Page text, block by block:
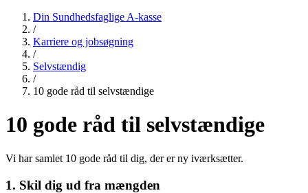
Din Sundhedsfaglige A-kasse
/
Karriere og jobsøgning
/
Selvstændig
/
10 gode råd til selvstændige
10 gode råd til selvstændige
Vi har samlet 10 gode råd til dig, der er ny iværksætter.
1. Skil dig ud fra mængden